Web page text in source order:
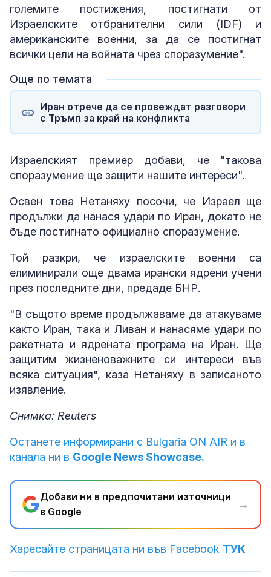
големите постижения, постигнати от
Израелските отбранителни сили (IDF) и
американските военни, за да се постигнат
всички цели на войната чрез споразумение".
Още по темата
Иран отрече да се провеждат разговори
с Тръмп за край на конфликта
Израелският премиер добави, че "такова
споразумение ще защити нашите интереси".
Освен това Нетаняху посочи, че Израел ще
продължи да нанася удари по Иран, докато не
бъде постигнато официално споразумение.
Той разкри, че израелските военни са
елиминирали още двама ирански ядрени учени
през последните дни, предаде БНР.
"В същото време продължаваме да атакуваме
както Иран, така и Ливан и нанасяме удари по
ракетната и ядрената програма на Иран. Ще
защитим жизненоважните си интереси във
всяка ситуация", каза Нетаняху в записаното
изявление.
Снимка: Reuters
Останете информирани с Bulgaria ON AIR и в
канала ни в Google News Showcase.
Добави ни в предпочитани източници
в Google
→
Харесайте страницата ни във Facebook ТУК